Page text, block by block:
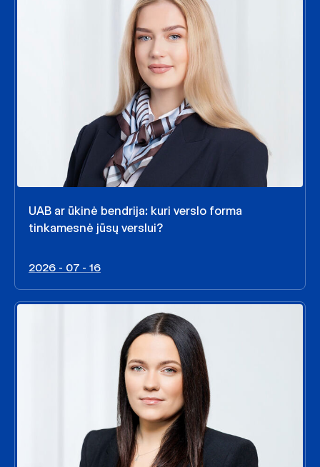
UAB ar ūkinė bendrija: kuri verslo forma
tinkamesnė jūsų verslui?
2026 - 07 - 16